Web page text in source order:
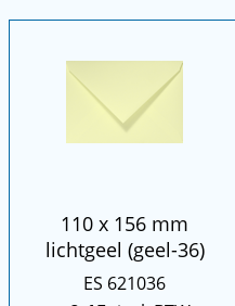
110 x 156 mm
lichtgeel (geel-36)
ES 621036